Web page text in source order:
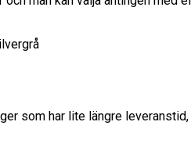
som har lite längre